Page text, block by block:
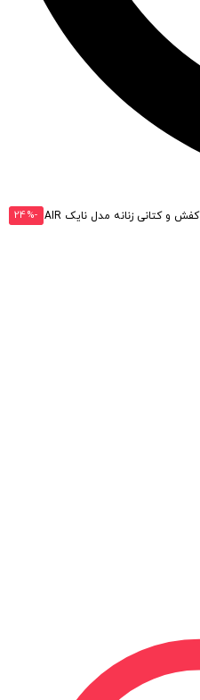
کفش و کتانی زنانه مدل نایک NIKE AIR رنگ سرمه ای آبی کد M1363 -24%